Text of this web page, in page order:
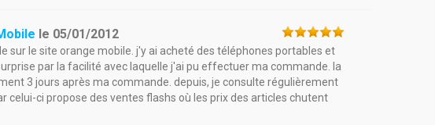
le 05/01/2012
sur le site orange mobile. j'y ai acheté des téléphones portables et
par la facilité avec laquelle j'ai pu effectuer ma commande. la
3 jours après ma commande. depuis, je consulte régulièrement
celui-ci propose des ventes flashs où les prix des articles chutent